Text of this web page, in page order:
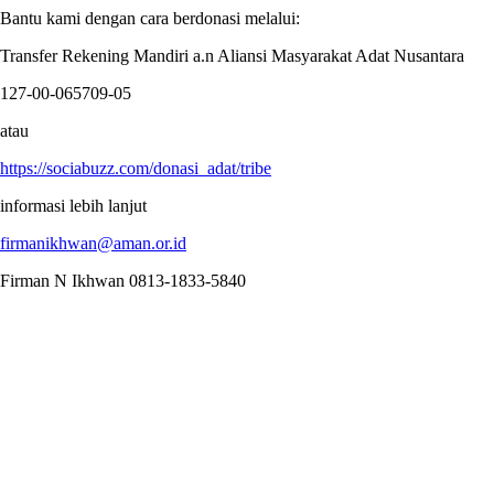
Bantu kami dengan cara berdonasi melalui:
Transfer Rekening Mandiri a.n Aliansi Masyarakat Adat Nusantara
127-00-065709-05
atau
https://sociabuzz.com/donasi_adat/tribe
informasi lebih lanjut
firmanikhwan@aman.or.id
Firman N Ikhwan 0813-1833-5840